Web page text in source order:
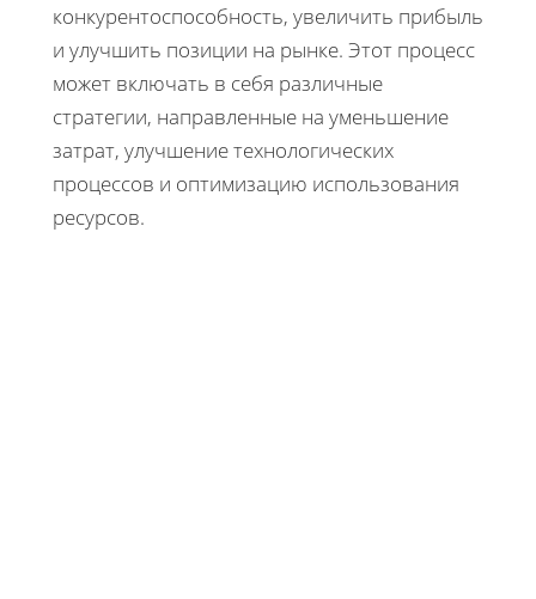
конкурентоспособность, увеличить прибыль
и улучшить позиции на рынке. Этот процесс
может включать в себя различные
стратегии, направленные на уменьшение
затрат, улучшение технологических
процессов и оптимизацию использования
ресурсов.